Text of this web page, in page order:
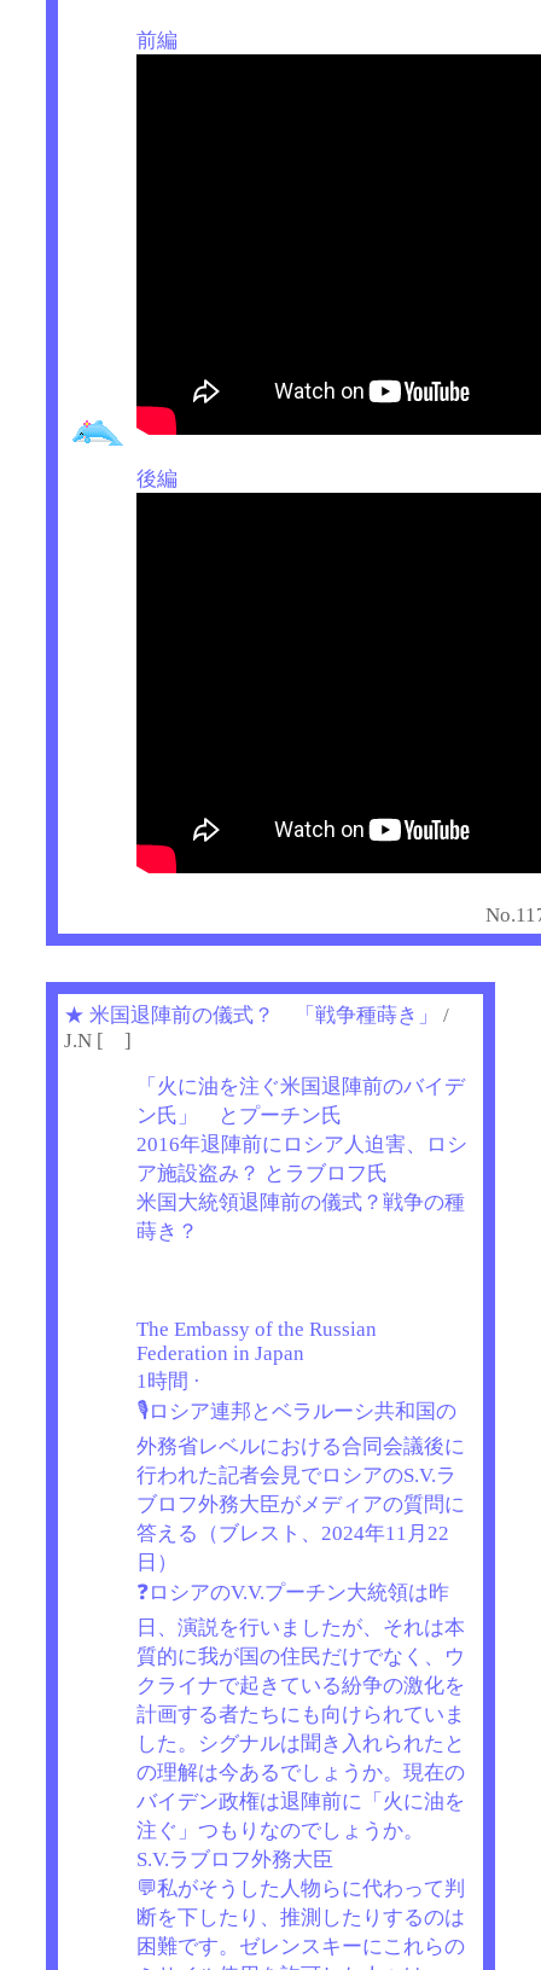
前編
後編
★ 米国退陣前の儀式？ 「戦争種蒔き」
/
J.N [ ]
「火に油を注ぐ米国退陣前のバイデ
ン氏」 とプーチン氏
2016年退陣前にロシア人迫害、ロシ
ア施設盗み？ とラブロフ氏
米国大統領退陣前の儀式？戦争の種
蒔き？
The Embassy of the Russian
Federation in Japan
1時間 ·
🎙️ロシア連邦とベラルーシ共和国の
外務省レベルにおける合同会議後に
行われた記者会見でロシアのS.V.ラ
ブロフ外務大臣がメディアの質問に
答える（ブレスト、2024年11月22
日）
❓ロシアのV.V.プーチン大統領は昨
日、演説を行いましたが、それは本
質的に我が国の住民だけでなく、ウ
クライナで起きている紛争の激化を
計画する者たちにも向けられていま
した。シグナルは聞き入れられたと
の理解は今あるでしょうか。現在の
バイデン政権は退陣前に「火に油を
注ぐ」つもりなのでしょうか。
S.V.ラブロフ外務大臣
💬私がそうした人物らに代わって判
断を下したり、推測したりするのは
困難です。ゼレンスキーにこれらの